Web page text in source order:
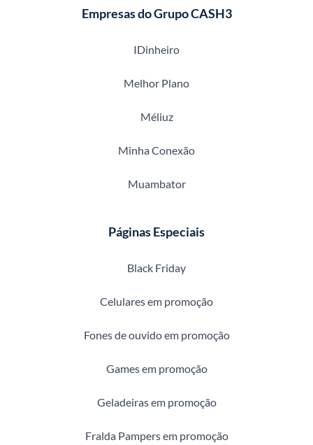
Empresas do Grupo CASH3
IDinheiro
Melhor Plano
Méliuz
Minha Conexão
Muambator
Páginas Especiais
Black Friday
Celulares em promoção
Fones de ouvido em promoção
Games em promoção
Geladeiras em promoção
Fralda Pampers em promoção